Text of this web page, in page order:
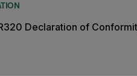
Declaration of